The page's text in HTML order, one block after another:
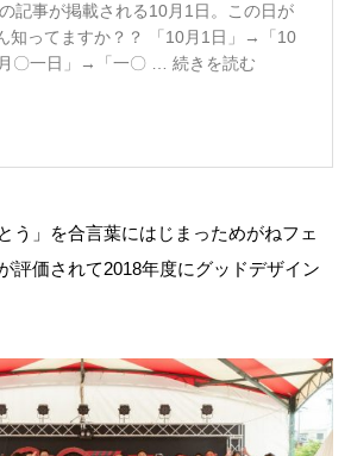
う」を合言葉にはじまっためがねフェ
評価されて2018年度にグッドデザイン